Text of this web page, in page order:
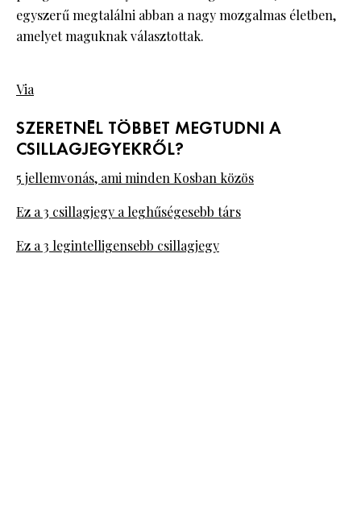
egyszerű megtalálni abban a nagy mozgalmas életben,
amelyet maguknak választottak.
Via
SZERETNÉL TÖBBET MEGTUDNI A
CSILLAGJEGYEKRŐL?
5 jellemvonás, ami minden Kosban közös
Ez a 3 csillagjegy a leghűségesebb társ
Ez a 3 legintelligensebb csillagjegy